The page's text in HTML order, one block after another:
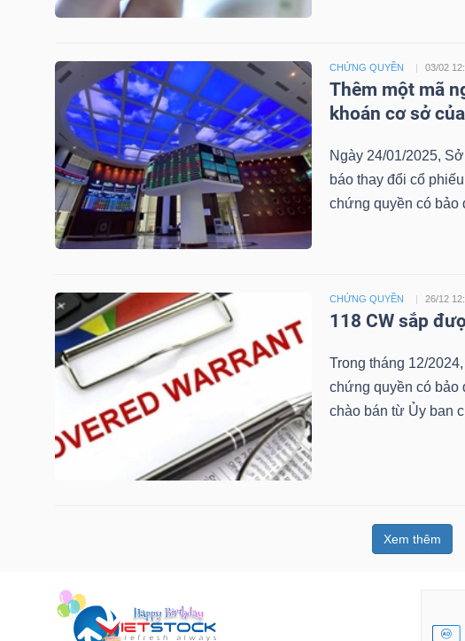
CHỨNG QUYỀN 03/02
Thêm một mã
khoán cơ sở
Ngày 24/01/2025,
báo thay đổi cổ
chứng quyền có bảo
CHỨNG QUYỀN 26/12
118 CW sắp
Trong tháng 12/
chứng quyền có bảo
chào bán từ Ủy ban
Xem thêm
NĂNG
LƯỢNG
LIỆU
NGHIỆP
KHÔNG